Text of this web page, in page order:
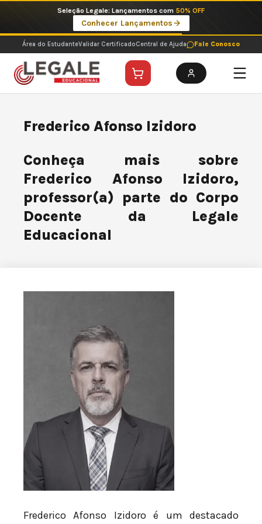
o
conteúdo
Seleção Legale: Lançamentos com 50% OFF
Conhecer Lançamentos
Área do EstudanteValidar CertificadoCentral de Ajuda Fale Conosco
Frederico Afonso Izidoro
Conheça mais sobre
Frederico Afonso Izidoro,
professor(a) parte do Corpo
Docente da Legale
Educacional
Frederico Afonso Izidoro é um destacado